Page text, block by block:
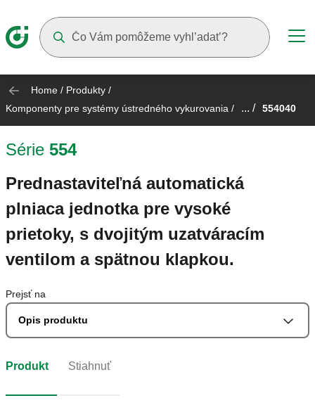
Home / Produkty /
Komponenty pre systémy ústredného vykurovania / ... / 554040
Série 554
Prednastaviteľná automatická
plniaca jednotka pre vysoké
prietoky, s dvojitým uzatváracím
ventilom a spätnou klapkou.
Prejsť na
Opis produktu
Produkt Stiahnuť